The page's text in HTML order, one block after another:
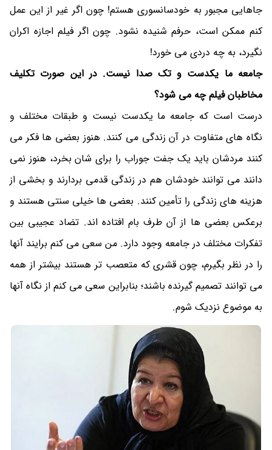
جاهایی مجبور به خودسانسوری هستم! چون اگر غیر از این عمل
کنم ممکن است، حرفم شنیده نشود. چون اگر فیلم اجازه اکران
نگیرد، به چه دردی می خورد!
جامعه ما یکدست و تک صدا نیست. در این صورت تکلیف
مخاطبان فیلم چه می شود؟
درست است که جامعه ما یکدست نیست و طبقات مختلف و
نگاه های متفاوت در آن زندگی می کنند. هنوز بعضی ها فکر می
کنند مردشان باید یک جفت جوراب را برای شان بخرد، هنوز نمی
دانند می توانند خودشان هم در زندگی قدمی بردارند و بخشی از
هزینه های زندگی را تأمین کنند. بعضی ها خیلی سنتی هستند و
برعکس بعضی ها از آن طرف بام افتاده اند. تضاد عجیبی بین
تفکرات مختلف در جامعه وجود دارد. من سعی می کنم برایند آنها
را در نظر بگیرم، چون قشری که متعصب تر هستند بیشتر از همه
می توانند تصمیم گیرنده باشند؛ بنابراین سعی می کنم از نگاه آنها
به موضوع نزدیک شوم.